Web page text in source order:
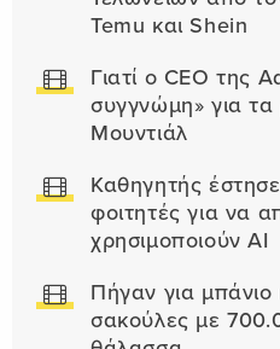
Temu και Shein
Γιατί ο CEO της
συγγνώμη» για
Μουντιάλ
Καθηγητής
φοιτητές για να
χρησιμοποιούν AI
Πήγαν για μπάνιο
σακούλες με